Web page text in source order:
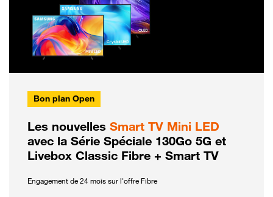
Bon plan Open
Les nouvelles Smart TV Mini LED
avec la Série Spéciale 130Go 5G et
Livebox Classic Fibre + Smart TV
Engagement de 24 mois sur l'offre Fibre